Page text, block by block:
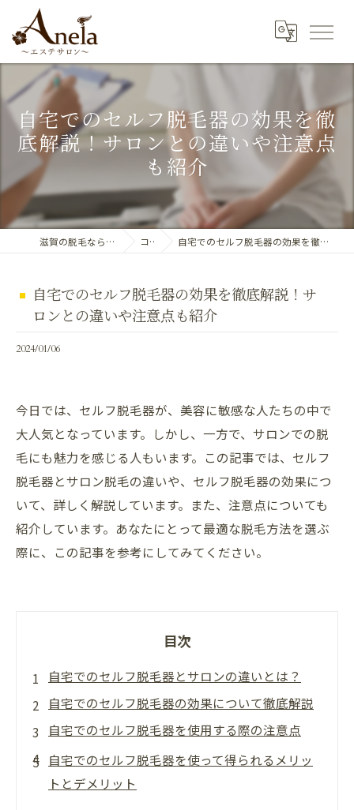
自宅でのセルフ脱毛器の効果を徹
底解説！サロンとの違いや注意点
も紹介
滋賀の脱毛ならエステサロン Anela コラム 自宅でのセルフ脱毛器の効果を徹底解説！サロンとの違いや注意点も紹介
自宅でのセルフ脱毛器の効果を徹底解説！サ
ロンとの違いや注意点も紹介
2024/01/06
今日では、セルフ脱毛器が、美容に敏感な人たちの中で
大人気となっています。しかし、一方で、サロンでの脱
毛にも魅力を感じる人もいます。この記事では、セルフ
脱毛器とサロン脱毛の違いや、セルフ脱毛器の効果につ
いて、詳しく解説しています。また、注意点についても
紹介しています。あなたにとって最適な脱毛方法を選ぶ
際に、この記事を参考にしてみてください。
目次
自宅でのセルフ脱毛器とサロンの違いとは？
自宅でのセルフ脱毛器の効果について徹底解説
自宅でのセルフ脱毛器を使用する際の注意点
自宅でのセルフ脱毛器を使って得られるメリッ
トとデメリット